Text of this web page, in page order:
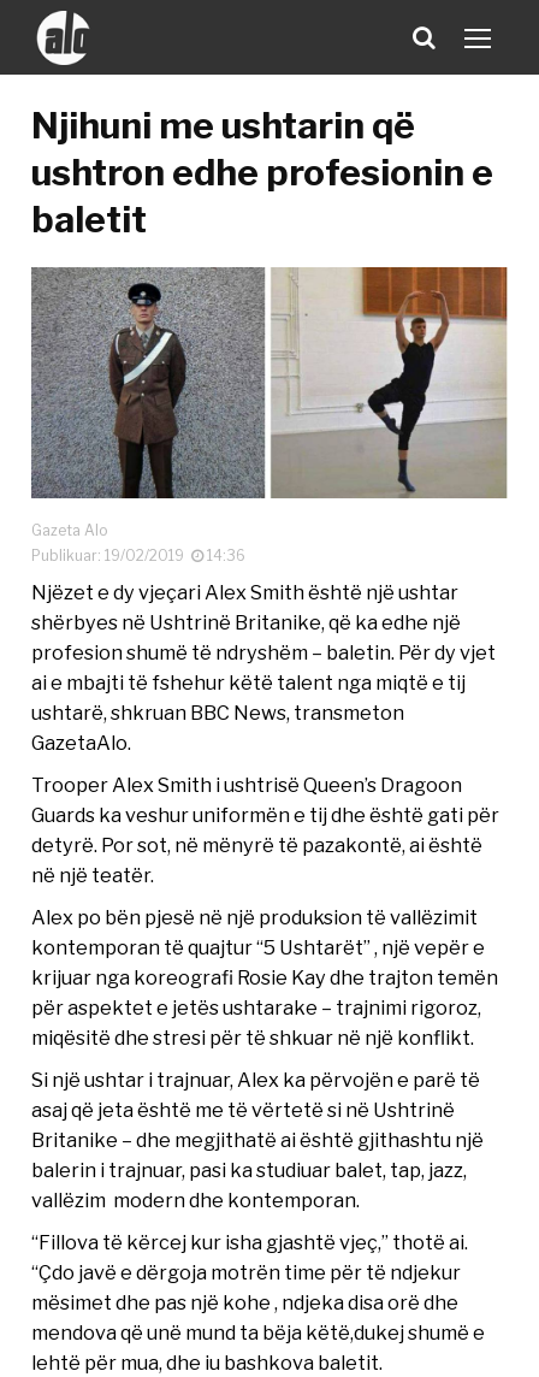
Njihuni me ushtarin që
ushtron edhe profesionin e
baletit
Gazeta Alo
Publikuar: 19/02/2019
14:36
Njëzet e dy vjeçari Alex Smith është një ushtar
shërbyes në Ushtrinë Britanike, që ka edhe një
profesion shumë të ndryshëm – baletin. Për dy vjet
ai e mbajti të fshehur këtë talent nga miqtë e tij
ushtarë, shkruan BBC News, transmeton
GazetaAlo.
Trooper Alex Smith i ushtrisë Queen’s Dragoon
Guards ka veshur uniformën e tij dhe është gati për
detyrë. Por sot, në mënyrë të pazakontë, ai është
në një teatër.
Alex po bën pjesë në një produksion të vallëzimit
kontemporan të quajtur “5 Ushtarët” , një vepër e
krijuar nga koreografi Rosie Kay dhe trajton temën
për aspektet e jetës ushtarake – trajnimi rigoroz,
miqësitë dhe stresi për të shkuar në një konflikt.
Si një ushtar i trajnuar, Alex ka përvojën e parë të
asaj që jeta është me të vërtetë si në Ushtrinë
Britanike – dhe megjithatë ai është gjithashtu një
balerin i trajnuar, pasi ka studiuar balet, tap, jazz,
vallëzim modern dhe kontemporan.
“Fillova të kërcej kur isha gjashtë vjeç,” thotë ai.
“Çdo javë e dërgoja motrën time për të ndjekur
mësimet dhe pas një kohe , ndjeka disa orë dhe
mendova që unë mund ta bëja këtë,dukej shumë e
lehtë për mua, dhe iu bashkova baletit.